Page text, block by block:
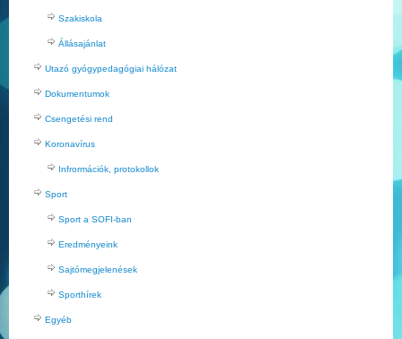
Szakiskola
Állásajánlat
Utazó gyógypedagógiai hálózat
Dokumentumok
Csengetési rend
Koronavírus
Infrormációk, protokollok
Sport
Sport a SOFI-ban
Eredményeink
Sajtómegjelenések
Sporthírek
Egyéb